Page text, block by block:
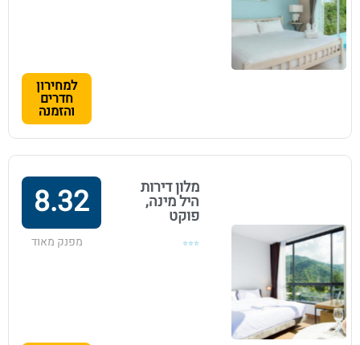
למחירון
חדרים
והזמנה
מלון דירות
היל מינה,
פוקט
⭐⭐⭐
8.32
מפנק מאוד